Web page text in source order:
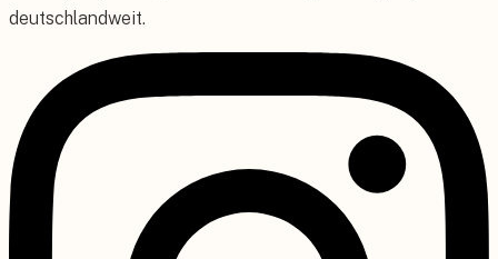
deutschlandweit.